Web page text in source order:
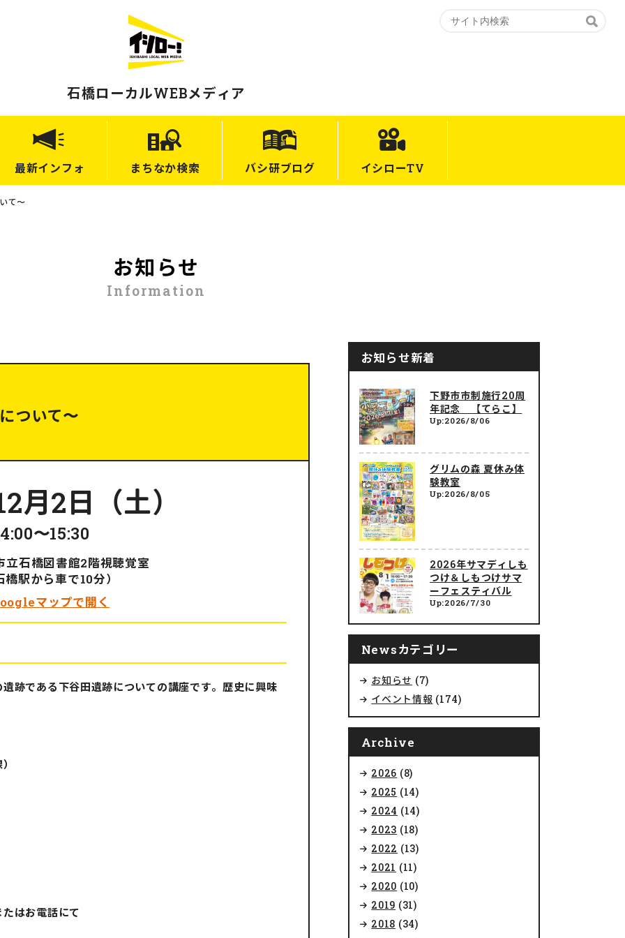
石橋ローカルWEBメディア
最新インフォ まちなか検索 バシ研ブログ イシローTV
て〜
お知らせ
Information
ついて〜
月2日（土）
〜15:30
立石橋図書館2階視聴覚室
駅から車で10分）
マップで開く
跡である下谷田遺跡についての講座です。歴史に興味
はお電話にて
お知らせ新着
下野市市制施行20周
年記念 【てらこ】
Up:2026/8/06
グリムの森 夏休み体
験教室
Up:2026/8/05
2026年サマディしも
つけ＆しもつけサマ
ーフェスティバル
Up:2026/7/30
Newsカテゴリー
お知らせ (7)
イベント情報 (174)
Archive
2026 (8)
2025 (14)
2024 (14)
2023 (18)
2022 (13)
2021 (11)
2020 (10)
2019 (31)
2018 (34)